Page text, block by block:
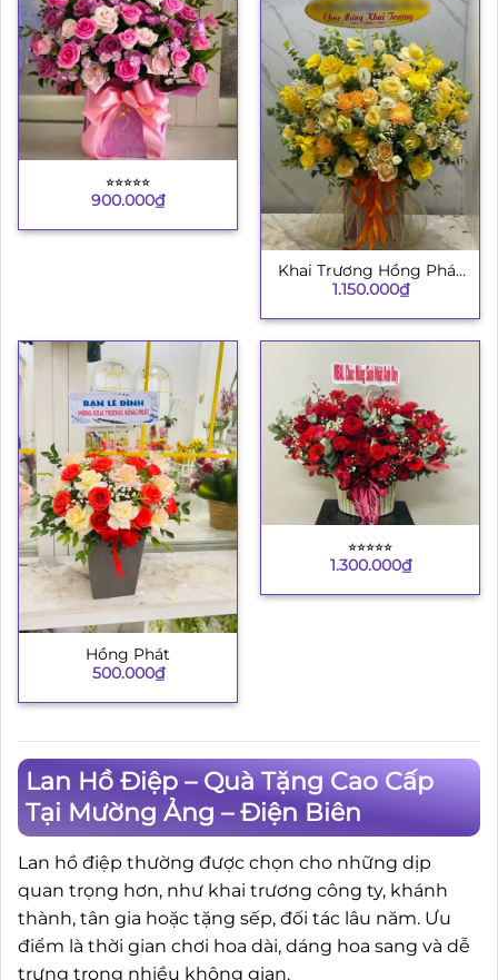
⭐︎⭐︎⭐︎⭐︎⭐︎
900.000₫
Khai Trương Hồng Phát
8
1.150.000₫
Hồng Phát
500.000₫
⭐︎⭐︎⭐︎⭐︎⭐︎
1.300.000₫
Lan Hồ Điệp – Quà Tặng Cao Cấp
Tại Mường Ảng – Điện Biên
Lan hồ điệp thường được chọn cho những dịp
quan trọng hơn, như khai trương công ty, khánh
thành, tân gia hoặc tặng sếp, đối tác lâu năm. Ưu
điểm là thời gian chơi hoa dài, dáng hoa sang và dễ
trưng trong nhiều không gian.